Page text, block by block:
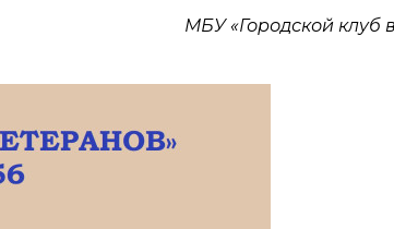
МБУ «Городской клуб